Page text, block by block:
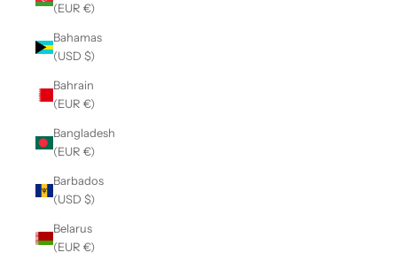
(EUR €)
Bahamas
(USD $)
Bahrain
(EUR €)
Bangladesh
(EUR €)
Barbados
(USD $)
Belarus
(EUR €)